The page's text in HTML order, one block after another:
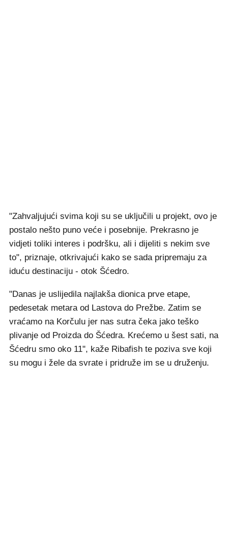
"Zahvaljujući svima koji su se uključili u projekt, ovo je
postalo nešto puno veće i posebnije. Prekrasno je
vidjeti toliki interes i podršku, ali i dijeliti s nekim sve
to", priznaje, otkrivajući kako se sada pripremaju za
iduću destinaciju - otok Šćedro.
"Danas je uslijedila najlakša dionica prve etape,
pedesetak metara od Lastova do Prežbe. Zatim se
vraćamo na Korčulu jer nas sutra čeka jako teško
plivanje od Proizda do Šćedra. Krećemo u šest sati, na
Šćedru smo oko 11", kaže Ribafish te poziva sve koji
su mogu i žele da svrate i pridruže im se u druženju.